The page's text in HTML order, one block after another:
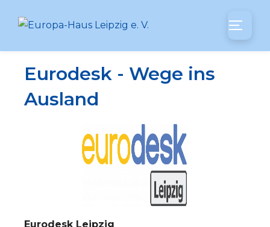
Eurodesk - Wege ins
Ausland
Eurodesk Leipzig